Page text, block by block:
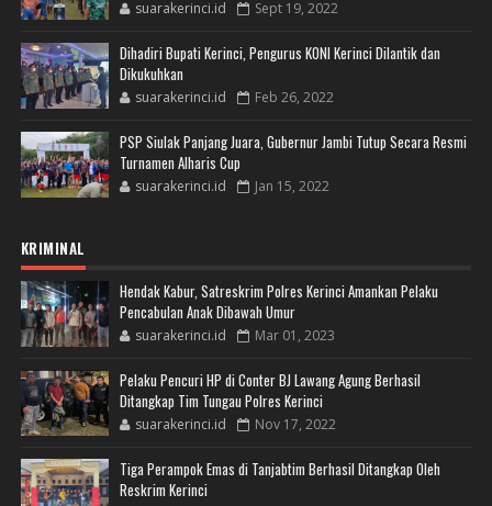
suarakerinci.id Sept 19, 2022
Dihadiri Bupati Kerinci, Pengurus KONI Kerinci Dilantik dan
Dikukuhkan
suarakerinci.id Feb 26, 2022
PSP Siulak Panjang Juara, Gubernur Jambi Tutup Secara Resmi
Turnamen Alharis Cup
suarakerinci.id Jan 15, 2022
KRIMINAL
Hendak Kabur, Satreskrim Polres Kerinci Amankan Pelaku
Pencabulan Anak Dibawah Umur
suarakerinci.id Mar 01, 2023
Pelaku Pencuri HP di Conter BJ Lawang Agung Berhasil
Ditangkap Tim Tungau Polres Kerinci
suarakerinci.id Nov 17, 2022
Tiga Perampok Emas di Tanjabtim Berhasil Ditangkap Oleh
Reskrim Kerinci